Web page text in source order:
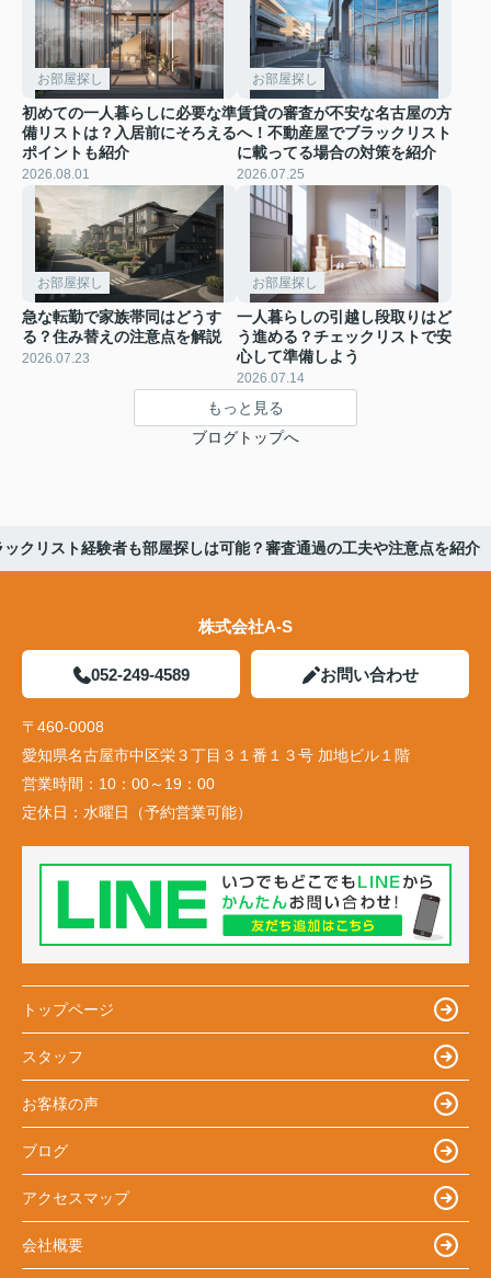
お部屋探し
初めての一人暮らしに必要な準
備リストは？入居前にそろえる
ポイントも紹介
2026.08.01
お部屋探し
賃貸の審査が不安な名古屋の方
へ！不動産屋でブラックリスト
に載ってる場合の対策を紹介
2026.07.25
お部屋探し
急な転勤で家族帯同はどうす
る？住み替えの注意点を解説
2026.07.23
お部屋探し
一人暮らしの引越し段取りはど
う進める？チェックリストで安
心して準備しよう
2026.07.14
もっと見る
ブログトップへ
ックリスト経験者も部屋探しは可能？審査通過の工夫や注意点を紹介
株式会社A-S
052-249-4589 お問い合わせ
〒460-0008
愛知県名古屋市中区栄３丁目３１番１３号 加地ビル１階
営業時間： 10：00～19：00
定休日： 水曜日（予約営業可能）
トップページ
スタッフ
お客様の声
ブログ
アクセスマップ
会社概要